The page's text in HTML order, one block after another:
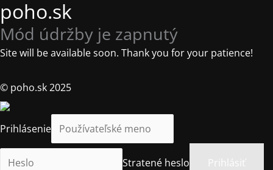
poho.sk
Mód údržby je zapnutý
Site will be available soon. Thank you for your patience!
© poho.sk 2025
Prihlásenie
Stratené heslo